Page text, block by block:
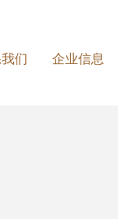
们 企业信息